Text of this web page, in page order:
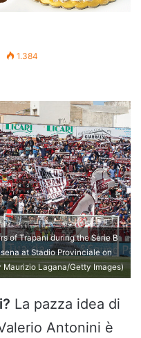
1.384
of Trapani during the Serie B
at Stadio Provinciale on
Maurizio Lagana/Getty Images)
La pazza idea di
Antonini è